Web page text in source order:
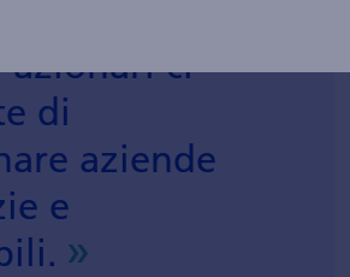
azionari ci
di
aziende
e